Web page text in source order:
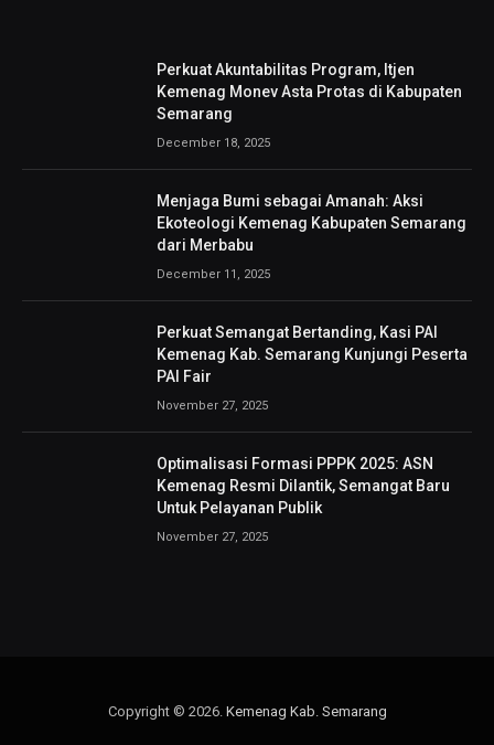
Perkuat Akuntabilitas Program, Itjen
Kemenag Monev Asta Protas di Kabupaten
Semarang
December 18, 2025
Menjaga Bumi sebagai Amanah: Aksi
Ekoteologi Kemenag Kabupaten Semarang
dari Merbabu
December 11, 2025
Perkuat Semangat Bertanding, Kasi PAI
Kemenag Kab. Semarang Kunjungi Peserta
PAI Fair
November 27, 2025
Optimalisasi Formasi PPPK 2025: ASN
Kemenag Resmi Dilantik, Semangat Baru
Untuk Pelayanan Publik
November 27, 2025
Copyright © 2026. Kemenag Kab. Semarang